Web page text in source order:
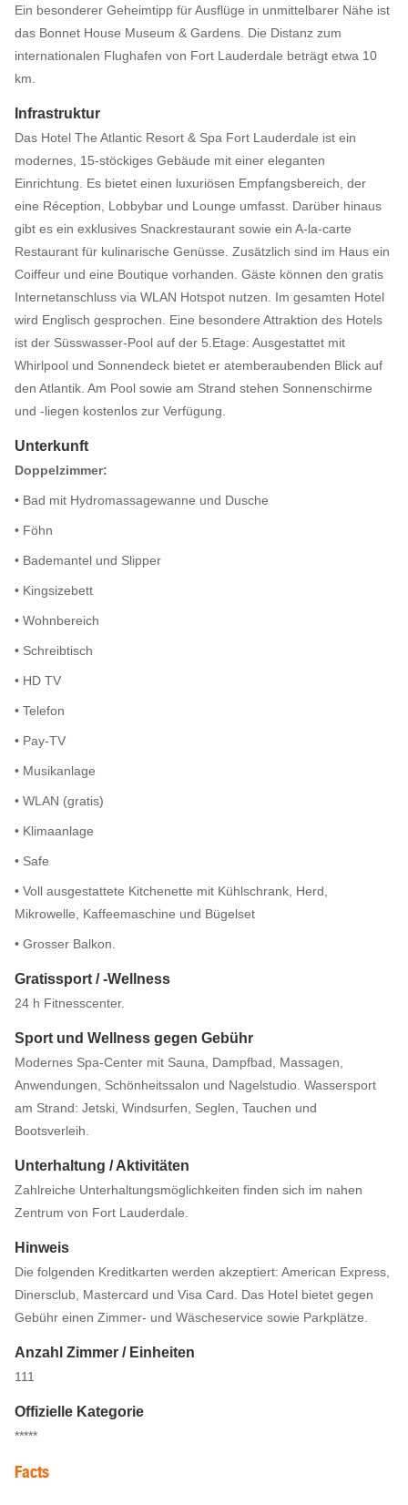
Ein besonderer Geheimtipp für Ausflüge in unmittelbarer Nähe ist
das Bonnet House Museum & Gardens. Die Distanz zum
internationalen Flughafen von Fort Lauderdale beträgt etwa 10
km.
Infrastruktur
Das Hotel The Atlantic Resort & Spa Fort Lauderdale ist ein
modernes, 15-stöckiges Gebäude mit einer eleganten
Einrichtung. Es bietet einen luxuriösen Empfangsbereich, der
eine Réception, Lobbybar und Lounge umfasst. Darüber hinaus
gibt es ein exklusives Snackrestaurant sowie ein A-la-carte
Restaurant für kulinarische Genüsse. Zusätzlich sind im Haus ein
Coiffeur und eine Boutique vorhanden. Gäste können den gratis
Internetanschluss via WLAN Hotspot nutzen. Im gesamten Hotel
wird Englisch gesprochen. Eine besondere Attraktion des Hotels
ist der Süsswasser-Pool auf der 5.Etage: Ausgestattet mit
Whirlpool und Sonnendeck bietet er atemberaubenden Blick auf
den Atlantik. Am Pool sowie am Strand stehen Sonnenschirme
und -liegen kostenlos zur Verfügung.
Unterkunft
Doppelzimmer:
• Bad mit Hydromassagewanne und Dusche
• Föhn
• Bademantel und Slipper
• Kingsizebett
• Wohnbereich
• Schreibtisch
• HD TV
• Telefon
• Pay-TV
• Musikanlage
• WLAN (gratis)
• Klimaanlage
• Safe
• Voll ausgestattete Kitchenette mit Kühlschrank, Herd,
Mikrowelle, Kaffeemaschine und Bügelset
• Grosser Balkon.
Gratissport / -Wellness
24 h Fitnesscenter.
Sport und Wellness gegen Gebühr
Modernes Spa-Center mit Sauna, Dampfbad, Massagen,
Anwendungen, Schönheitssalon und Nagelstudio. Wassersport
am Strand: Jetski, Windsurfen, Seglen, Tauchen und
Bootsverleih.
Unterhaltung / Aktivitäten
Zahlreiche Unterhaltungsmöglichkeiten finden sich im nahen
Zentrum von Fort Lauderdale.
Hinweis
Die folgenden Kreditkarten werden akzeptiert: American Express,
Dinersclub, Mastercard und Visa Card. Das Hotel bietet gegen
Gebühr einen Zimmer- und Wäscheservice sowie Parkplätze.
Anzahl Zimmer / Einheiten
111
Offizielle Kategorie
*****
Facts